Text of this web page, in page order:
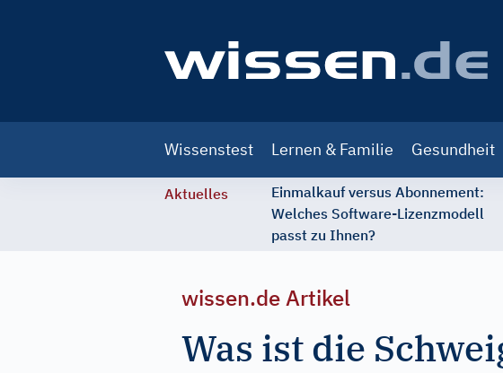
navigation
Wissenstest Lernen & Familie Gesundheit
Aktuelles
Einmalkauf versus Abonnement:
Welches Software-Lizenzmodell
passt zu Ihnen?
wissen.de Artikel
Was ist die